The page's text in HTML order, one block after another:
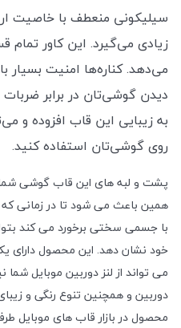
سیلیکونی منعطف با خاصیت
زیادی می‌گیرد. این کاور
می‌دهد. کناره‌ها امنیت بسیار
دیدن گوشی‌تان در برابر
به زیبایی این قاب افزوده و
روی گوشی‌تان استفاده کنید.
پشت و لبه های این قاب گوشی
همین باعث می شود تا در زمانی
با جسمی سختی برخورد می کند
خود نشان دهد. این محصول دارای
می تواند از لنز دوربین موبایل
دوربین و همچنین تنوع رنگی و
محصول در بازار قاب های موبایل